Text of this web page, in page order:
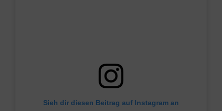
Sieh dir diesen Beitrag auf Instagram an